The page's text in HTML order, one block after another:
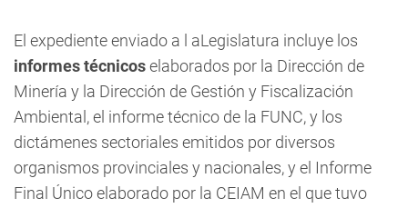
El expediente enviado a l aLegislatura incluye los
informes técnicoselaborados por la Dirección de
Minería y la Dirección de Gestión y Fiscalización
Ambiental, el informe técnico de la FUNC, y los
dictámenes sectoriales emitidos por diversos
organismos provinciales y nacionales, y el Informe
Final Único elaborado por la CEIAM en el que tuvo